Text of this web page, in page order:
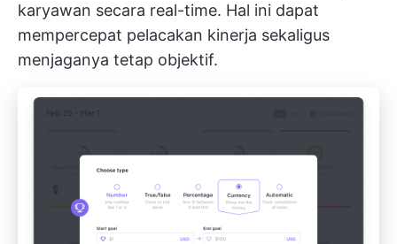
karyawan secara real-time. Hal ini dapat
mempercepat pelacakan kinerja sekaligus
menjaganya tetap objektif.